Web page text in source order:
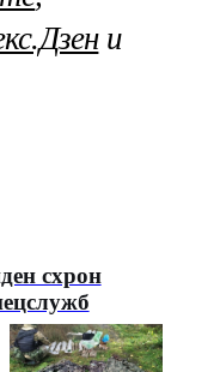
и
схрон